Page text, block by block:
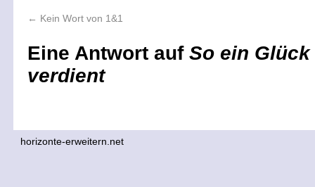
← Kein Wort von 1&1
Eine Antwort auf So ein
verdient
horizonte-erweitern.net